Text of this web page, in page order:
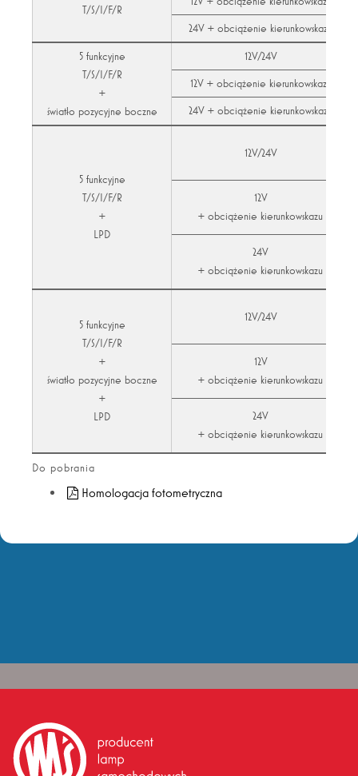
T/S/I/F/R
24V + obciążenie kierunkowskazu
5 funkcyjne
T/S/I/F/R
+
światło pozycyjne boczne
12V/24V
12V + obciążenie kierunkowskazu
24V + obciążenie kierunkowskazu
5 funkcyjne
T/S/I/F/R
+
LPD
12V/24V
12V
+ obciążenie kierunkowskazu
24V
+ obciążenie kierunkowskazu
5 funkcyjne
T/S/I/F/R
+
światło pozycyjne boczne
+
LPD
12V/24V
12V
+ obciążenie kierunkowskazu
24V
+ obciążenie kierunkowskazu
Do pobrania
Homologacja fotometryczna